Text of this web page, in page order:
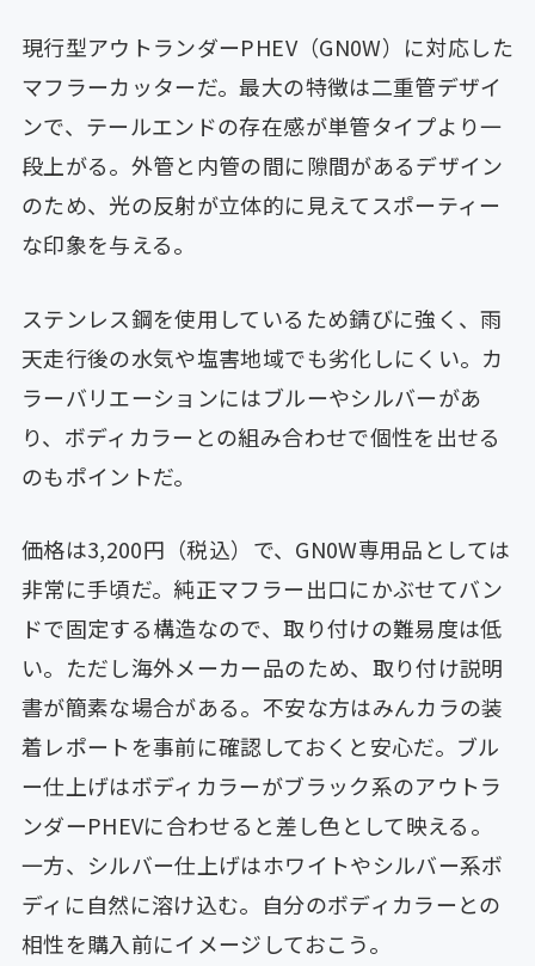
現行型アウトランダーPHEV（GN0W）に対応した
マフラーカッターだ。最大の特徴は二重管デザイ
ンで、テールエンドの存在感が単管タイプより一
段上がる。外管と内管の間に隙間があるデザイン
のため、光の反射が立体的に見えてスポーティー
な印象を与える。
ステンレス鋼を使用しているため錆びに強く、雨
天走行後の水気や塩害地域でも劣化しにくい。カ
ラーバリエーションにはブルーやシルバーがあ
り、ボディカラーとの組み合わせで個性を出せる
のもポイントだ。
価格は3,200円（税込）で、GN0W専用品としては
非常に手頃だ。純正マフラー出口にかぶせてバン
ドで固定する構造なので、取り付けの難易度は低
い。ただし海外メーカー品のため、取り付け説明
書が簡素な場合がある。不安な方はみんカラの装
着レポートを事前に確認しておくと安心だ。ブル
ー仕上げはボディカラーがブラック系のアウトラ
ンダーPHEVに合わせると差し色として映える。
一方、シルバー仕上げはホワイトやシルバー系ボ
ディに自然に溶け込む。自分のボディカラーとの
相性を購入前にイメージしておこう。